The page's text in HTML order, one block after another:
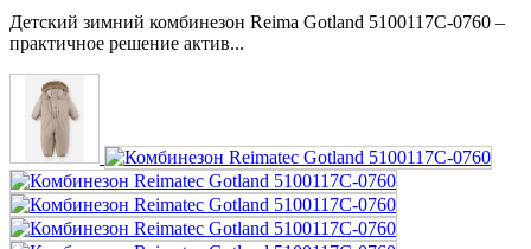
Детский зимний комбинезон Reima Gotland 5100117C-0760 –
практичное решение актив...